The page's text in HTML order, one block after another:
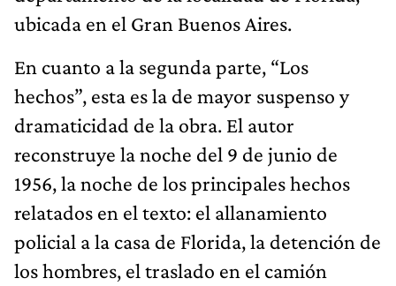
ubicada en el Gran Buenos Aires.
En cuanto a la segunda parte, “Los
hechos”, esta es la de mayor suspenso y
dramaticidad de la obra. El autor
reconstruye la noche del 9 de junio de
1956, la noche de los principales hechos
relatados en el texto: el allanamiento
policial a la casa de Florida, la detención de
los hombres, el traslado en el camión